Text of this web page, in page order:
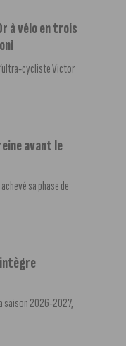
à vélo en trois
cycliste Victor
avant le
sa phase de
saison 2026-2027,